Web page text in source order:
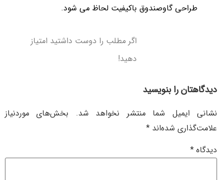
طراحی گاوصندوق باکیفیت لحاظ می شود.
اگر مطلب را دوست داشتید امتیاز
دهید!
دیدگاهتان را بنویسید
نشانی ایمیل شما منتشر نخواهد شد.
بخش‌های موردنیاز
علامت‌گذاری شده‌اند *
دیدگاه *